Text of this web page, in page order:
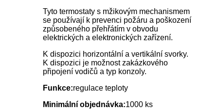
Tyto termostaty s mžikovým mechanismem
se používají k prevenci požáru a poškození
způsobeného přehřátím v obvodu
elektrických a elektronických zařízení.
K dispozici horizontální a vertikální svorky.
K dispozici je možnost zakázkového
připojení vodičů a typ konzoly.
Funkce:regulace teploty
Minimální objednávka:1000 ks